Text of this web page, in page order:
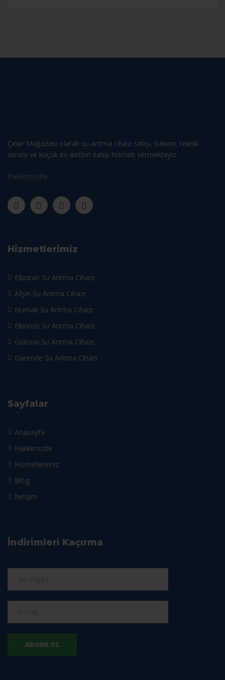
Çınar Mağazası olarak su arıtma cihazı satışı, bakımı, teknik
servisi ve küçük ev aletleri satışı hizmeti vermekteyiz.
Hakkımızda
Hizmetlerimiz
Elbistan Su Arıtma Cihazı
Afşin Su Arıtma Cihazı
Nurhak Su Arıtma Cihazı
Ekinözü Su Arıtma Cihazı
Göksun Su Arıtma Cihazı
Darende Su Arıtma Cihazı
Sayfalar
Anasayfa
Hakkımızda
Hizmetlerimiz
Blog
İletişim
İndirimleri Kaçırma